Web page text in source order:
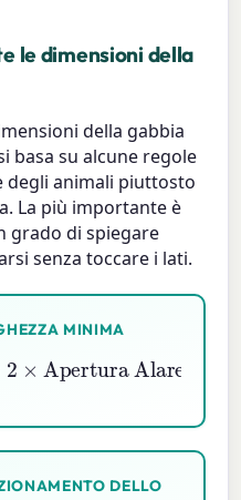
le dimensioni della
della gabbia
basa su alcune regole
degli animali piuttosto
La più importante è
grado di spiegare
senza toccare i lati.
MINIMA
2 ×Apertura Alare
DELLO